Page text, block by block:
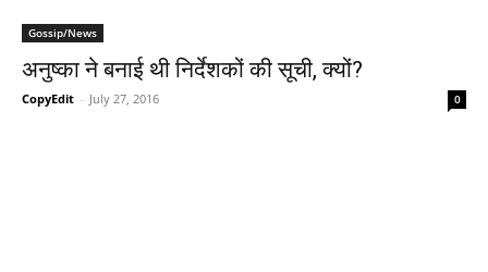
Gossip/News
अनुष्‍का ने बनाई थी निर्देशकों की सूची, क्‍यों?
CopyEdit - July 27, 2016 0